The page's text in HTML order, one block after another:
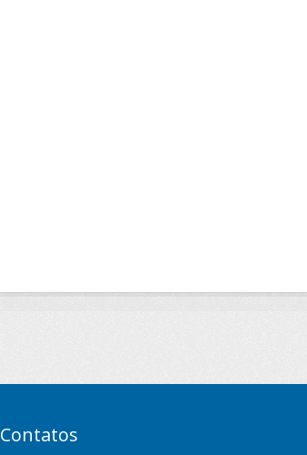
Contatos